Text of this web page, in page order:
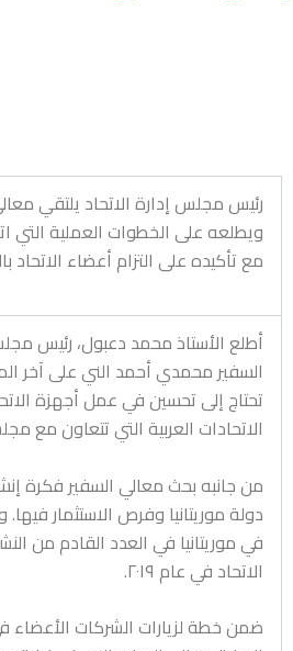
رئيس مجلس إدارة الاتحاد يلتقي
مع تأكيده على التزام أعضاء الاتحاد
أطلع الأستاذ محمد دعبول، رئيس
السفير محمدي أحمد الني على آخر
تحتاج إلى تحسين في عمل أجهزة
الاتحادات العربية التي تتعاون مع
من جانبه بحث معالي السفير فكرة
دولة موريتانيا وفرص الاستثمار
في موريتانيا في العدد القادممن
الاتحاد في عام ٢٠١٩
.
ضمن خطة لزيارات الشركات